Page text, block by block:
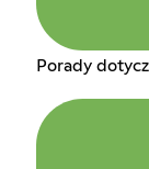
Porady